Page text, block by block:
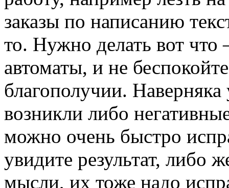
заказы по написанию
то. Нужно делать вот что
автоматы, и не
благополучии. Наверняка
возникли либо
можно очень быстро
увидите результат, либо
мысли, их тоже надо